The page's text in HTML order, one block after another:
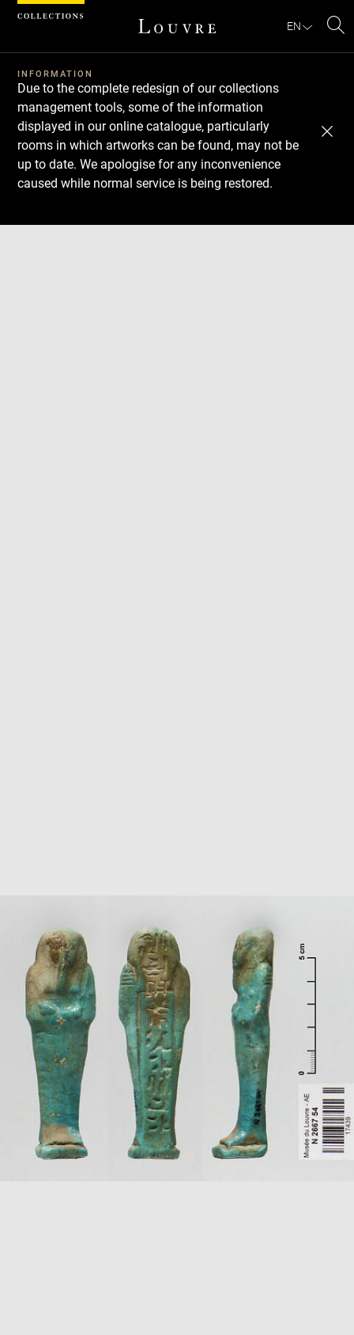
EN
INFORMATION
Due to the complete redesign of our collections
management tools, some of the information
displayed in our online catalogue, particularly
rooms in which artworks can be found, may not be
up to date. We apologise for any inconvenience
caused while normal service is being restored.
Download
Next
Previous
Cookies management panel